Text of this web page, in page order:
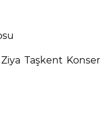
Taşkent Konser